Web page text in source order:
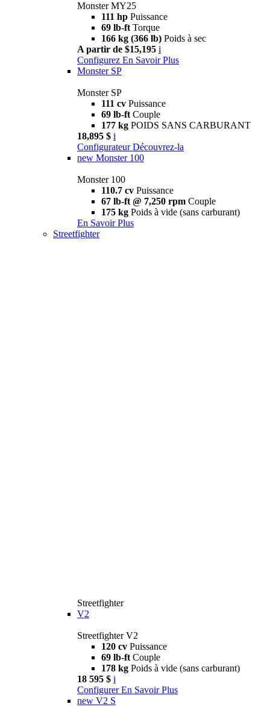
Monster MY25
111 hp Puissance
69 lb-ft Torque
166 kg (366 lb) Poids à sec
A partir de $15,195 i
Configurez En Savoir Plus
Monster SP
Monster SP
111 cv Puissance
69 lb-ft Couple
177 kg POIDS SANS CARBURANT
18,895 $ i
Configurateur Découvrez-la
new Monster 100
Monster 100
110.7 cv Puissance
67 lb-ft @ 7,250 rpm Couple
175 kg Poids à vide (sans carburant)
En Savoir Plus
Streetfighter
Streetfighter
V2
Streetfighter V2
120 cv Puissance
69 lb-ft Couple
178 kg Poids à vide (sans carburant)
18 595 $ i
Configurer En Savoir Plus
new V2 S